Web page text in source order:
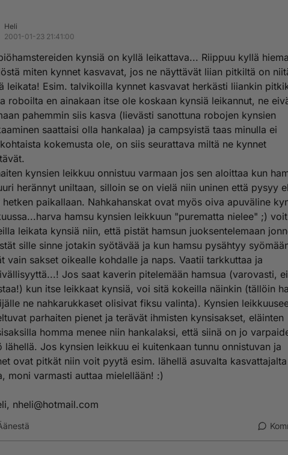
Heli
2001-01-23 21:41:00
kynsiä on kyllä leikattava... Riippuu kyllä
miten kynnet kasvavat, jos ne näyttävät liian pitkiltä on
leikata! Esim. talvikoilla kynnet kasvavat herkästi liiankin
roboilta en ainakaan itse ole koskaan kynsiä leikannut, ne
pahemmin siis kasva (lievästi sanottuna robojen kynsien
saattaisi olla hankalaa) ja campsyistä taas minulla ei
kokemusta ole, on siis seurattava miltä ne kynnet
kynsien leikkuu onnistuu varmaan jos sen aloittaa kun
herännyt uniltaan, silloin se on vielä niin uninen että pysyy
hetken paikallaan. Nahkahanskat ovat myös oiva apuväline
hamsu kynsien leikkuun "purematta nielee" ;)
leikata kynsiä niin, että pistät hamsun juoksentelemaan
sille sinne jotakin syötävää ja kun hamsu pysähtyy
vain sakset oikealle kohdalle ja naps. Vaatii tarkkuttaa ja
Jos saat kaverin pitelemään hamsua (varovasti,
kun itse leikkaat kynsiä, voi sitä kokeilla näinkin (tällöin
ne nahkarukkaset olisivat fiksu valinta). Kynsien
parhaiten pienet ja terävät ihmisten kynsisakset, eläinten
homma menee niin hankalaksi, että siinä on jo
lähellä. Jos kynsien leikkuu ei kuitenkaan tunnu onnistuvan ja
ovat pitkät niin voit pyytä esim. lähellä asuvalta kasvattajalta
moni varmasti auttaa mielellään! :)
nheli@hotmail.com